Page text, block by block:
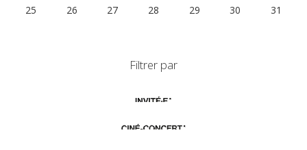
25
26 27 28 29 30 31
Filtrer par